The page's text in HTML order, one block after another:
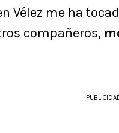
Vélez me ha
compañeros,